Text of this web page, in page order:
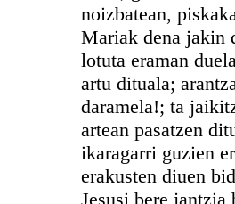
noizbatean,
Mariak dena jakin
lotuta eraman
artu dituala;
daramela!; ta
artean pasatzen
ikaragarri guzien
erakusten diuen
Jesusi bere